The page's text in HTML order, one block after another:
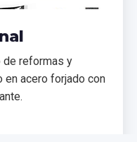
de reformas y
en acero forjado con